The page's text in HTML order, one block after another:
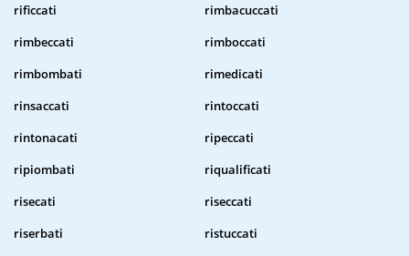
rificcati
rimbacuccati
rimbeccati
rimboccati
rimbombati
rimedicati
rinsaccati
rintoccati
rintonacati
ripeccati
ripiombati
riqualificati
risecati
riseccati
riserbati
ristuccati